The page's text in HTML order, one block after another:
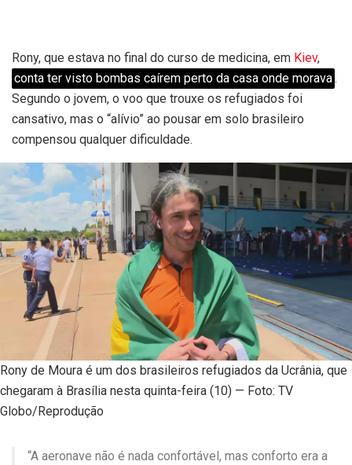
Rony, que estava no final do curso de medicina, em Kiev,
conta ter visto bombas caírem perto da casa onde morava .
Segundo o jovem, o voo que trouxe os refugiados foi
cansativo, mas o “alívio” ao pousar em solo brasileiro
compensou qualquer dificuldade.
Rony de Moura é um dos brasileiros refugiados da Ucrânia, que
chegaram à Brasília nesta quinta-feira (10) — Foto: TV
Globo/Reprodução
“A aeronave não é nada confortável, mas conforto era a